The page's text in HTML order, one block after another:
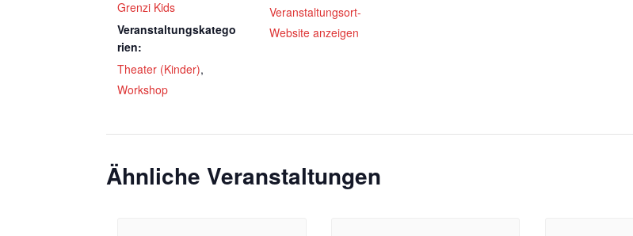
Grenzi Kids
Veranstaltungskatego
rien:
Theater (Kinder),
Workshop
Veranstaltungsort-
Website anzeigen
Ähnliche Veranstaltungen